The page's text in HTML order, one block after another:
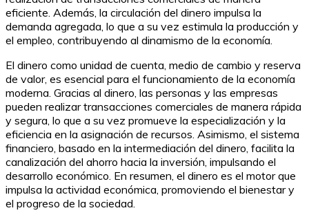
eficiente. Además, la circulación del dinero impulsa la
demanda agregada, lo que a su vez estimula la producción y
el empleo, contribuyendo al dinamismo de la economía.
El dinero como unidad de cuenta, medio de cambio y reserva
de valor, es esencial para el funcionamiento de la economía
moderna. Gracias al dinero, las personas y las empresas
pueden realizar transacciones comerciales de manera rápida
y segura, lo que a su vez promueve la especialización y la
eficiencia en la asignación de recursos. Asimismo, el sistema
financiero, basado en la intermediación del dinero, facilita la
canalización del ahorro hacia la inversión, impulsando el
desarrollo económico. En resumen, el dinero es el motor que
impulsa la actividad económica, promoviendo el bienestar y
el progreso de la sociedad.